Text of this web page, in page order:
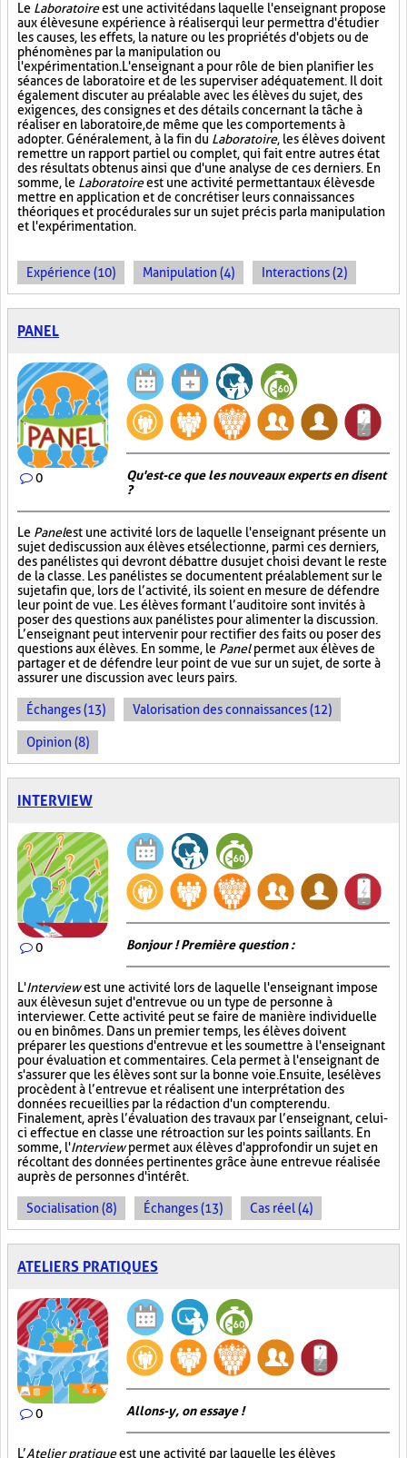
Le Laboratoireest une activité dans laquelle l'enseignant propose
aux élèves une expérience à réaliser qui leur permettra d'étudier
les causes, les effets, la nature ou les propriétés d'objets ou de
phénomènes par la manipulation ou
l'expérimentation. L'enseignant a pour rôle de bien planifier les
séances de laboratoire et de les superviser adéquatement. Il doit
également discuter au préalable avec les élèves du sujet, des
exigences, des consignes et des détails concernant la tâche à
réaliser en laboratoire, de même que les comportements à
adopter. Généralement, à la fin du Laboratoire, les élèves doivent
remettre un rapport partiel ou complet, qui fait entre autres état
des résultats obtenus ainsi que d'une analyse de ces derniers. En
somme, le Laboratoireest une activité permettant aux élèves de
mettre en application et de concrétiser leurs connaissances
théoriques et procédurales sur un sujet précis par la manipulation
et l'expérimentation.
Expérience (10) Manipulation (4) Interactions (2)
PANEL
0
Qu'est-ce que les nouveaux experts en disent
?
Le Panelest une activité lors de laquelle l'enseignant présente un
sujet de discussion aux élèves et sélectionne, parmi ces derniers,
des panélistes qui devront débattre du sujet choisi devant le reste
de la classe. Les panélistes se documentent préalablement sur le
sujet afin que, lors de l’activité, ils soient en mesure de défendre
leur point de vue. Les élèves formant l’auditoire sont invités à
poser des questions aux panélistes pour alimenter la discussion.
L’enseignant peut intervenir pour rectifier des faits ou poser des
questions aux élèves. En somme, le Panelpermet aux élèves de
partager et de défendre leur point de vue sur un sujet, de sorte à
assurer une discussion avec leurs pairs.
Échanges (13) Valorisation des connaissances (12)
Opinion (8)
INTERVIEW
0 Bonjour ! Première question :
L'Interviewest une activité lors de laquelle l'enseignant impose
aux élèves un sujet d'entrevue ou un type de personne à
interviewer. Cette activité peut se faire de manière individuelle
ou en binômes. Dans un premier temps, les élèves doivent
préparer les questions d'entrevue et les soumettre à l'enseignant
pour évaluation et commentaires. Cela permet à l'enseignant de
s'assurer que les élèves sont sur la bonne voie. Ensuite, les élèves
procèdent à l’entrevue et réalisent une interprétation des
données recueillies par la rédaction d'un compte rendu.
Finalement, après l’évaluation des travaux par l’enseignant, celui-
ci effectue en classe une rétroaction sur les points saillants. En
somme, l'Interviewpermet aux élèves d'approfondir un sujet en
récoltant des données pertinentes grâce à une entrevue réalisée
auprès de personnes d'intérêt.
Socialisation (8) Échanges (13) Cas réel (4)
ATELIERS PRATIQUES
0 Allons-y, on essaye !
L’Atelier pratiqueest une activité par laquelle les élèves